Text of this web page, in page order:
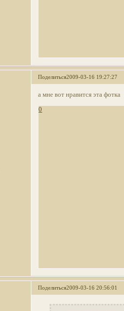
Поделиться2009-03-16 19:27:27
а мне вот нравится эта фотка
0
Поделиться2009-03-16 20:56:01